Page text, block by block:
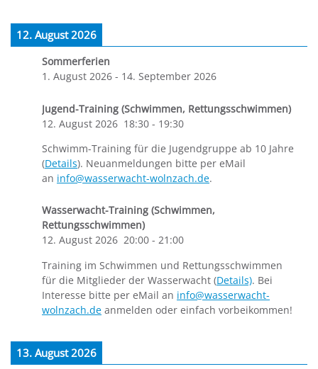
12. August 2026
Sommerferien
1. August 2026 - 14. September 2026
Jugend-Training (Schwimmen, Rettungsschwimmen)
12. August 2026 18:30 - 19:30
Schwimm-Training für die Jugendgruppe ab 10 Jahre
(Details). Neuanmeldungen bitte per eMail
an info@wasserwacht-wolnzach.de.
Wasserwacht-Training (Schwimmen,
Rettungsschwimmen)
12. August 2026 20:00 - 21:00
Training im Schwimmen und Rettungsschwimmen
für die Mitglieder der Wasserwacht (Details). Bei
Interesse bitte per eMail an info@wasserwacht-
wolnzach.de anmelden oder einfach vorbeikommen!
13. August 2026